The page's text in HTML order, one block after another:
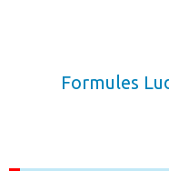
Formules